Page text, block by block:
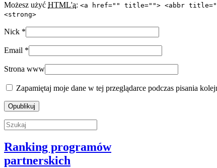
Możesz użyć HTML'a: <a href="" title=""> <abbr
<strong>
Nick *
Email *
Strona www
Zapamiętaj moje dane w tej przeglądarce podczas pisania
Ranking programów
partnerskich